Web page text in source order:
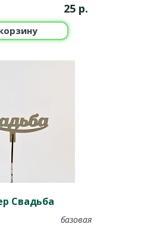
25 р.
Свадьба
базовая